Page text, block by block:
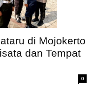
di Mojokerto
dan Tempat
0